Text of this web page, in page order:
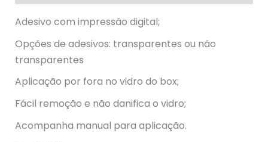
Adesivo com impressão digital;
Opções de adesivos: transparentes ou não
transparentes
Aplicação por fora no vidro do box;
Fácil remoção e não danifica o vidro;
Acompanha manual para aplicação.